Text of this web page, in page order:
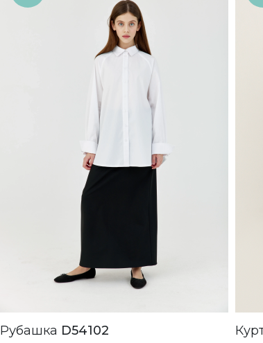
Рубашка D54102